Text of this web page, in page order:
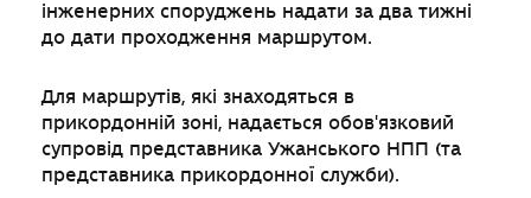
інженерних споруджень надати за два тижні
до дати проходження маршрутом.
Для маршрутів, які знаходяться в
прикордонній зоні, надається обов'язковий
супровід представника Ужанського НПП (та
представника прикордонної служби).